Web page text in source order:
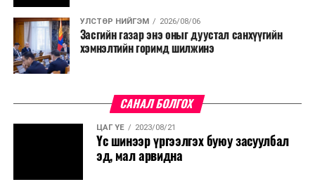
Төсвийн сахилга бат сайжирч, эдийн засгийн нөхцөл
байдал хэвийн болсон тохиолдолд эдгээр
хязгаарлалтыг үе шаттайгаар сулруулах юм.
УЛСТӨР НИЙГЭМ 2026/08/06
Засгийн газар энэ оныг дуустал санхүүгийн
хэмнэлтийн горимд шилжинэ
САНАЛ БОЛГОХ
ЦАГ ҮЕ 2023/08/21
Үс шинээр үргээлгэх буюу засуулбал
эд, мал арвидна